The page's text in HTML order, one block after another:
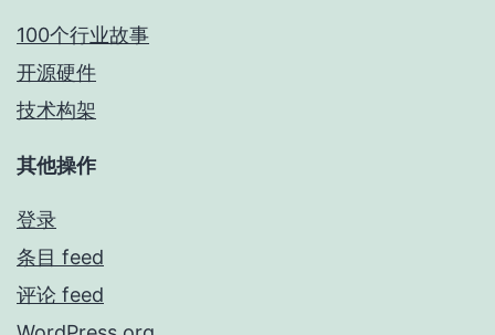
100个行业故事
开源硬件
技术构架
其他操作
登录
条目 feed
评论 feed